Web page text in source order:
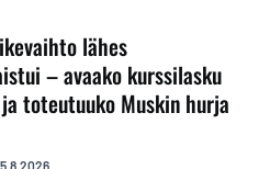
lähes
– avaako kurssilasku
toteutuuko Muskin hurja
5.8.2026